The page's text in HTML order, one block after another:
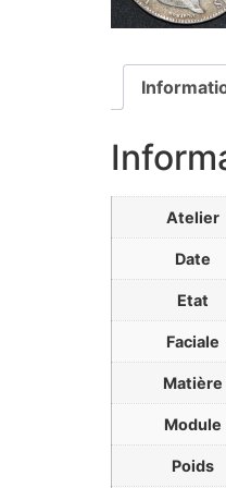
Atelier
Date
Etat
Faciale
Matière
Module
Poids